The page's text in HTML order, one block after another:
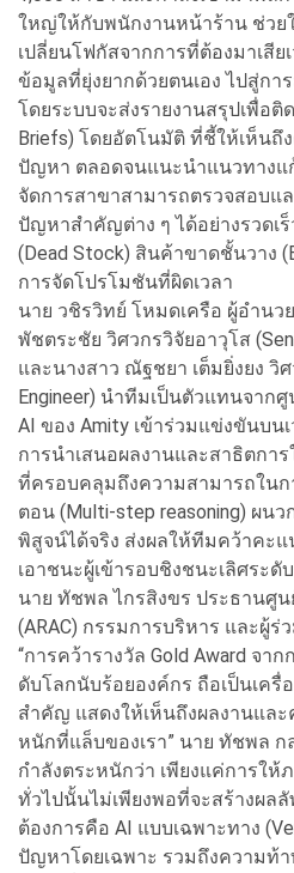
ใหญ่ให้กับพนักงานหน้าร้าน ช่วย
เปลี่ยนโฟกัสจากการที่ต้องมาเสีย
ข้อมูลที่ยุ่งยากด้วยตนเอง ไปสู่กา
โดยระบบจะส่งรายงานสรุปเพื่อติ
Briefs) โดยอัตโนมัติ ที่ชี้ให้เห็นถึ
ปัญหา ตลอดจนแนะนำแนวทางแ
จัดการสาขาสามารถตรวจสอบแ
ปัญหาสำคัญต่าง ๆ ได้อย่างรวดเ
(Dead Stock) สินค้าขาดชั้นวาง
การจัดโปรโมชันที่ผิดเวลา
นาย วชิรวิทย์ โหมดเครือ ผู้อำนว
พัชตระชัย วิศวกรวิจัยอาวุโส
และนางสาว ณัฐชยา เต็มยิ่งยง วิศ
Engineer) นำทีมเป็นตัวแทนจาก
AI ของ Amity เข้าร่วมแข่งขันบน
การนำเสนอผลงานและสาธิตการ
ที่ครอบคลุมถึงความสามารถใน
ตอน (Multi-step reasoning) ผน
พิสูจน์ได้จริง ส่งผลให้ทีมคว้าคะ
เอาชนะผู้เข้ารอบชิงชนะเลิศระ
นาย ทัชพล ไกรสิงขร ประธานศูน
(ARAC) กรรมการบริหาร และผู้ร่
“การคว้ารางวัล Gold Award จา
ดับโลกนับร้อยองค์กร ถือเป็นเครื่
สำคัญ แสดงให้เห็นถึงผลงานแล
หนักที่แล็บของเรา” นาย ทัชพล ก
กำลังตระหนักว่า เพียงแค่การใ
ทั่วไปนั้นไม่เพียงพอที่จะสร้างผล
ต้องการคือ AI แบบเฉพาะทาง
ปัญหาโดยเฉพาะ รวมถึงความท้